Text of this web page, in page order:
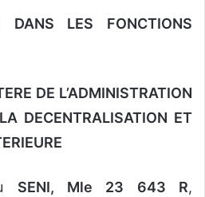
DANS LES FONCTIONS
DE L’ADMINISTRATION
DECENTRALISATION ET
SENI, Mle 23 643 R,